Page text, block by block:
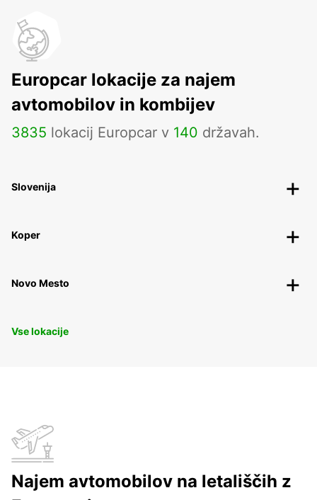
Europcar lokacije za najem
avtomobilov in kombijev
3835 lokacij Europcar v 140 državah.
Slovenija
Koper
Novo Mesto
Vse lokacije
Najem avtomobilov na letališčih z